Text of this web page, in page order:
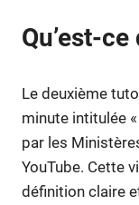
Qu’est-ce
Le deuxième
minute intitulée «
par les
YouTube. Cette
définition claire